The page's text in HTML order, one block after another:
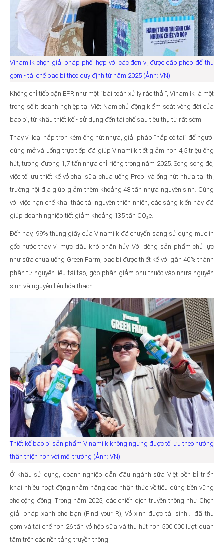
Vinamilk chọn giải pháp phối hợp với các đơn vị được cấp phép để thu
gom - tái chế bao bì theo quy định từ năm 2025 (Ảnh: VN).
Không chỉ tiếp cận EPR như một “bài toán xử lý rác thải”, Vinamilk là một
trong số ít doanh nghiệp tại Việt Nam chủ động kiểm soát vòng đời của
bao bì, từ khâu thiết kế - sử dụng đến tái chế sau tiêu thụ từ rất sớm.
Thay vì loại nắp trơn kèm ống hút nhựa, giải pháp “nắp có tai” để người
dùng mở và uống trực tiếp đã giúp Vinamilk tiết giảm hơn 4,5 triệu ống
hút, tương đương 1,7 tấn nhựa chỉ riêng trong năm 2025. Song song đó,
việc tối ưu thiết kế vỏ chai sữa chua uống Probi và ống hút nhựa tại thị
trường nội địa giúp giảm thêm khoảng 48 tấn nhựa nguyên sinh. Cùng
với việc hạn chế khai thác tài nguyên thiên nhiên, các sáng kiến này đã
giúp doanh nghiệp tiết giảm khoảng 135 tấn CO₂e.
Đến nay, 99% thùng giấy của Vinamilk đã chuyển sang sử dụng mực in
gốc nước thay vì mực dầu khó phân hủy. Với dòng sản phẩm chủ lực
như sữa chua uống Green Farm, bao bì được thiết kế với gần 40% thành
phần từ nguyên liệu tái tạo, góp phần giảm phụ thuộc vào nhựa nguyên
sinh và nguyên liệu hóa thạch.
Thiết kế bao bì sản phẩm Vinamilk không ngừng được tối ưu theo hướng
thân thiện hơn với môi trường (Ảnh: VN).
Ở khâu sử dụng, doanh nghiệp dẫn đầu ngành sữa Việt bền bỉ triển
khai nhiều hoạt động nhằm nâng cao nhận thức về tiêu dùng bền vững
cho cộng đồng. Trong năm 2025, các chiến dịch truyền thông như Chọn
giải pháp xanh cho bạn (Find your R), Vỏ xinh được tái sinh… đã thu
gom và tái chế hơn 26 tấn vỏ hộp sữa và thu hút hơn 500.000 lượt quan
tâm trên các nền tảng truyền thông.